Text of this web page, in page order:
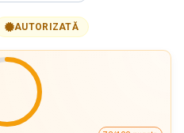
AUTORIZATĂ